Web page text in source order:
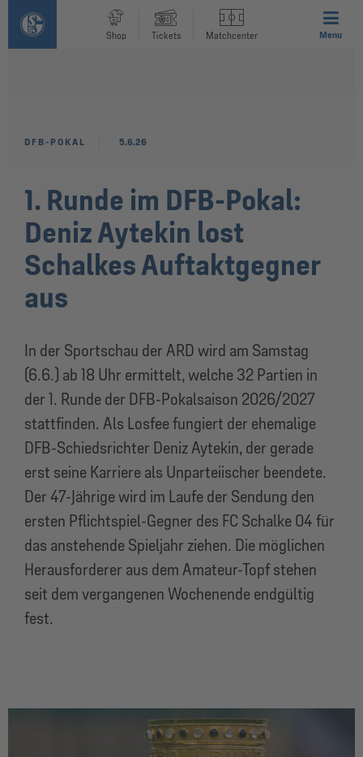
Shop Tickets Matchcenter Menu
1. Runde im DFB-Pokal:
Deniz Aytekin lost
Schalkes Auftaktgegner
aus
In der Sportschau der ARD wird am Samstag
(6.6.) ab 18 Uhr ermittelt, welche 32 Partien in
der 1. Runde der DFB-Pokalsaison 2026/2027
stattfinden. Als Losfee fungiert der ehemalige
DFB-Schiedsrichter Deniz Aytekin, der gerade
erst seine Karriere als Unparteiischer beendete.
Der 47-Jährige wird im Laufe der Sendung den
ersten Pflichtspiel-Gegner des FC Schalke 04 für
das anstehende Spieljahr ziehen. Die möglichen
Herausforderer aus dem Amateur-Topf stehen
seit dem vergangenen Wochenende endgültig
fest.
DFB-POKAL 5.6.26